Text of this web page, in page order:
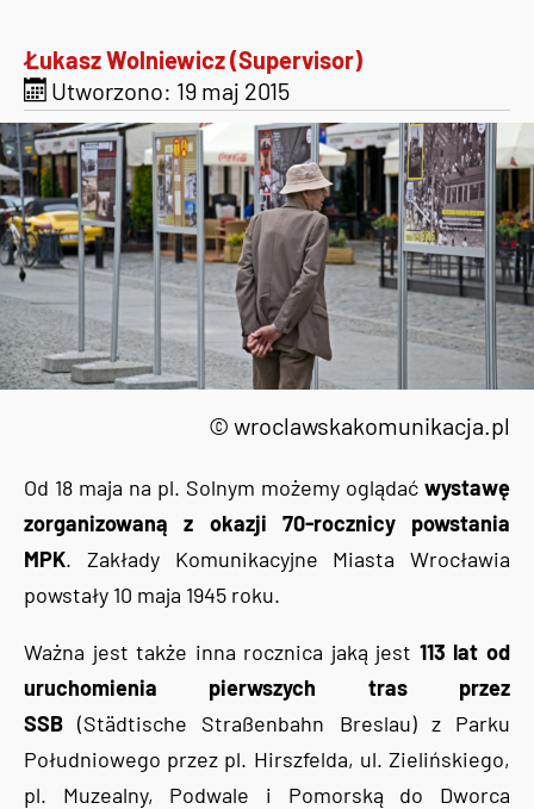
Łukasz Wolniewicz (Supervisor)
Utworzono: 19 maj 2015
© wroclawskakomunikacja.pl
Od 18 maja na pl. Solnym możemy oglądać wystawę
zorganizowaną z okazji 70-rocznicy powstania
MPK. Zakłady Komunikacyjne Miasta Wrocławia
powstały 10 maja 1945 roku.
Ważna jest także inna rocznica jaką jest 113 lat od
uruchomienia pierwszych tras przez
SSB (Städtische Straßenbahn Breslau) z Parku
Południowego przez pl. Hirszfelda, ul. Zielińskiego,
pl. Muzealny, Podwale i Pomorską do Dworca